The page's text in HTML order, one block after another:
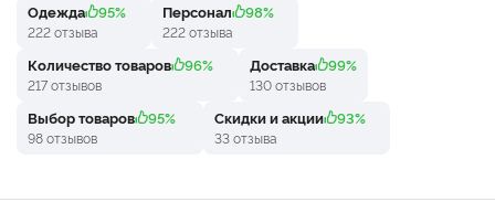
Одежда 95%
222 отзыва
Персонал 98%
222 отзыва
Количество товаров 96%
217 отзывов
Доставка 99%
130 отзывов
Выбор товаров 95%
98 отзывов
Скидки и акции 93%
33 отзыва